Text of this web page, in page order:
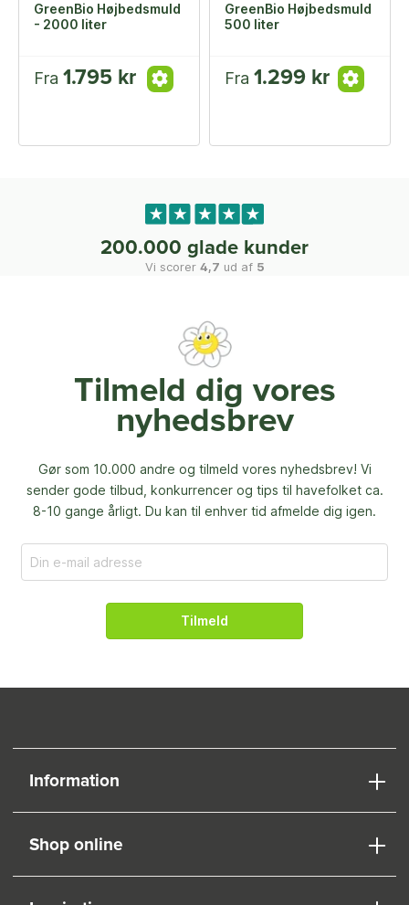
GreenBio Højbedsmuld
- 2000 liter
Fra 1.795 kr
GreenBio Højbedsmuld
500 liter
Fra 1.299 kr
200.000 glade kunder
Vi scorer 4,7 ud af 5
Tilmeld dig vores
nyhedsbrev
Gør som 10.000 andre og tilmeld vores nyhedsbrev! Vi
sender gode tilbud, konkurrencer og tips til havefolket ca.
8-10 gange årligt. Du kan til enhver tid afmelde dig igen.
Tilmeld
Information
Shop online